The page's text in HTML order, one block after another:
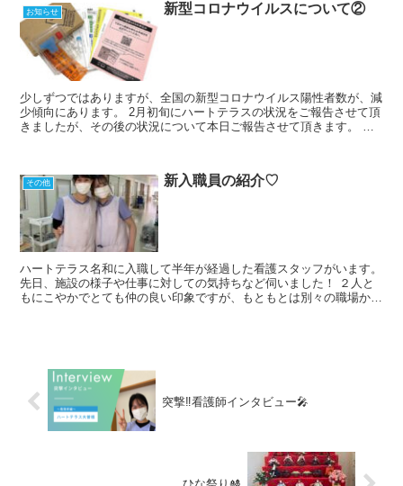
お知らせ 新型コロナウイルスについて②
少しずつではありますが、全国の新型コロナウイルス陽性者数が、減
少傾向にあります。 2月初旬にハートテラスの状況をご報告させて頂
きましたが、その後の状況について本日ご報告させて頂きます。 ご
その他 新入職員の紹介♡
ハートテラス名和に入職して半年が経過した看護スタッフがいます。
先日、施設の様子や仕事に対しての気持ちなど伺いました！ ２人と
もにこやかでとても仲の良い印象ですが、もともとは別々の職場から
突撃‼️看護師インタビュー🎤